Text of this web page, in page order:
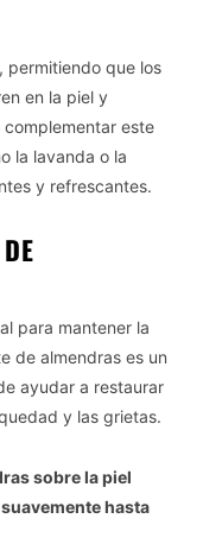
permitiendo que los
en la piel y
este
la lavanda o la
y refrescantes.
para mantener la
de almendras es un
ayudar a restaurar
y las grietas.
sobre la piel
hasta